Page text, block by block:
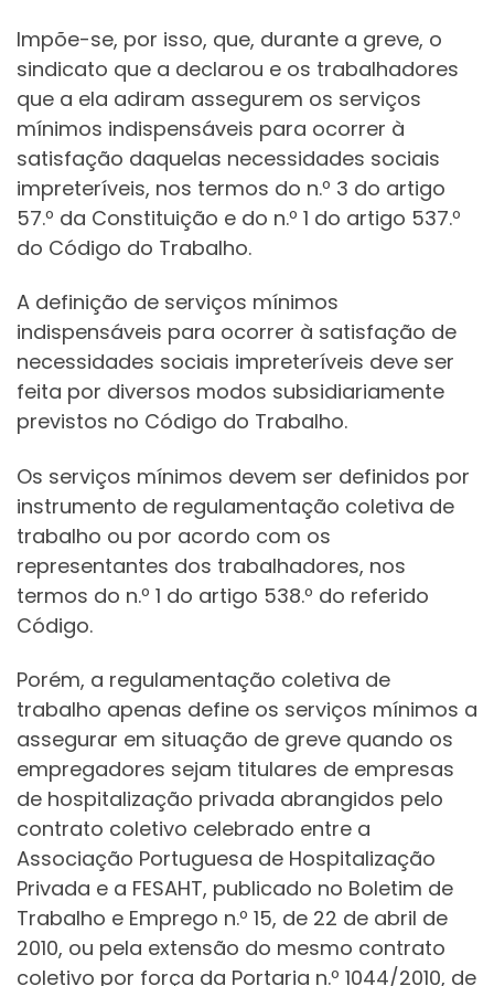
Impõe-se, por isso, que, durante a greve, o
sindicato que a declarou e os trabalhadores
que a ela adiram assegurem os serviços
mínimos indispensáveis para ocorrer à
satisfação daquelas necessidades sociais
impreteríveis, nos termos do n.º 3 do artigo
57.º da Constituição e do n.º 1 do artigo 537.º
do Código do Trabalho.
A definição de serviços mínimos
indispensáveis para ocorrer à satisfação de
necessidades sociais impreteríveis deve ser
feita por diversos modos subsidiariamente
previstos no Código do Trabalho.
Os serviços mínimos devem ser definidos por
instrumento de regulamentação coletiva de
trabalho ou por acordo com os
representantes dos trabalhadores, nos
termos do n.º 1 do artigo 538.º do referido
Código.
Porém, a regulamentação coletiva de
trabalho apenas define os serviços mínimos a
assegurar em situação de greve quando os
empregadores sejam titulares de empresas
de hospitalização privada abrangidos pelo
contrato coletivo celebrado entre a
Associação Portuguesa de Hospitalização
Privada e a FESAHT, publicado no Boletim de
Trabalho e Emprego n.º 15, de 22 de abril de
2010, ou pela extensão do mesmo contrato
coletivo por força da Portaria n.º 1044/2010, de